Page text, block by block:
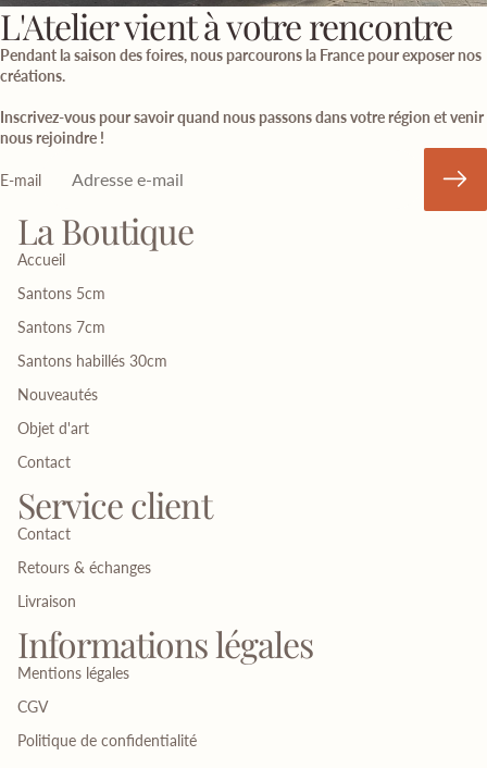
L'Atelier vient à votre rencontre
Pendant la saison des foires, nous parcourons la France pour exposer nos
créations.
Inscrivez-vous pour savoir quand nous passons dans votre région et venir
nous rejoindre !
E-mail
La Boutique
Accueil
Santons 5cm
Santons 7cm
Santons habillés 30cm
Nouveautés
Objet d'art
Contact
Service client
Contact
Retours & échanges
Livraison
Informations légales
Mentions légales
CGV
Politique de confidentialité